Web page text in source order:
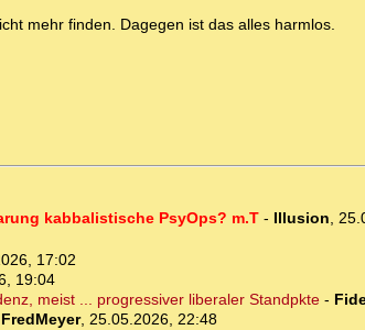
mehr finden. Dagegen ist das alles harmlos.
kabbalistische PsyOps? m.T- Illusion,
17:02
19:04
meist ... progressiver liberaler Standpkte-
FredMeyer, 25.05.2026, 22:48